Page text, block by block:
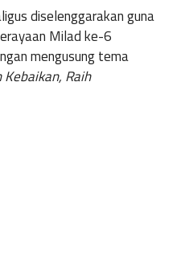
diselenggarakan guna
Milad ke-6
mengusung tema
Raih